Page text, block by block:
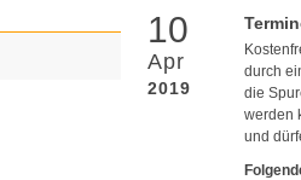
10
Apr
2019
durch
die
werden
und